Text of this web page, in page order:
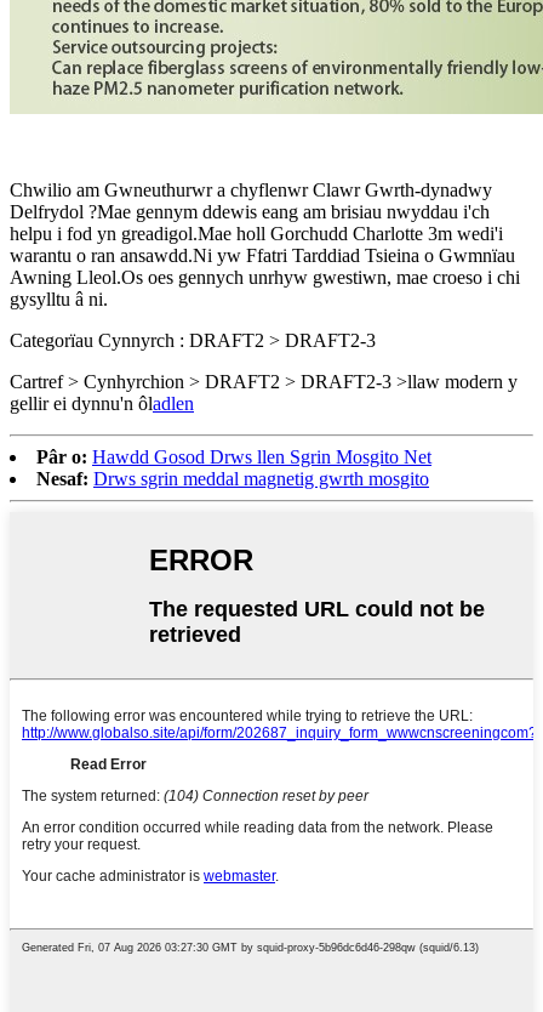
Chwilio am Gwneuthurwr a chyflenwr Clawr Gwrth-dynadwy
Delfrydol ?Mae gennym ddewis eang am brisiau nwyddau i'ch
helpu i fod yn greadigol.Mae holl Gorchudd Charlotte 3m wedi'i
warantu o ran ansawdd.Ni yw Ffatri Tarddiad Tsieina o Gwmnïau
Awning Lleol.Os oes gennych unrhyw gwestiwn, mae croeso i chi
gysylltu â ni.
Categorïau Cynnyrch : DRAFT2 > DRAFT2-3
Cartref > Cynhyrchion > DRAFT2 > DRAFT2-3 >llaw modern y
gellir ei dynnu'n ôladlen
Pâr o: Hawdd Gosod Drws llen Sgrin Mosgito Net
Nesaf: Drws sgrin meddal magnetig gwrth mosgito